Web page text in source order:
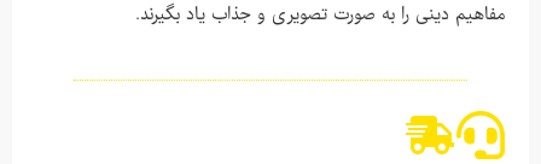
مفاهیم دینی را به صورت تصویری و جذاب یاد بگیرند.